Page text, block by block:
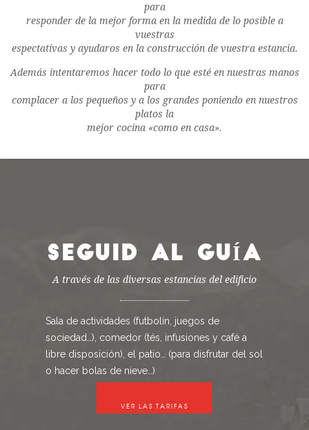
para
responder de la mejor forma en la medida de lo posible a
vuestras
espectativas y ayudaros en la construcción de vuestra estancia.
Además intentaremos hacer todo lo que esté en nuestras manos
para
complacer a los pequeños y a los grandes poniendo en nuestros
platos la
mejor cocina «como en casa».
SEGUID AL GUÍA
A través de las diversas estancias del edificio
Sala de actividades (futbolín, juegos de
sociedad…), comedor (tés, infusiones y café a
libre disposición), el patio… (para disfrutar del sol
o hacer bolas de nieve…)
VER LAS TARIFAS